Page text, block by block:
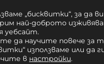
Топка
„бисквитки“, за да ви
най-доброто
уебсайт.
да научите повече за
използваме или да
в настройки.